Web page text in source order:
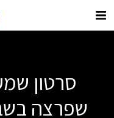
סרטון
שפרצה